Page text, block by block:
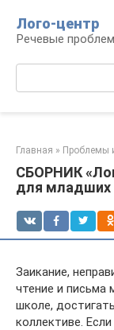
контенту
Лого-центр
Речевые
Главная » Проблемы
СБОРНИК
для младших
Заикание,
чтение и
школе,
коллективе.